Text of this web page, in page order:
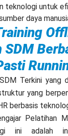
teknologi untuk
daya
SDM
Terkini yang
yang
berbasis
Pelatihan
ini adalah